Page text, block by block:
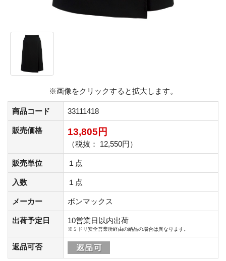
※画像をクリックすると拡大します。
商品コード 33111418
販売価格 13,805円
（税抜： 12,550円）
販売単位 １点
入数 １点
メーカー ボンマックス
出荷予定日 10営業日以内出荷
※ミドリ安全営業所経由の納品の場合は異なります。
返品可否